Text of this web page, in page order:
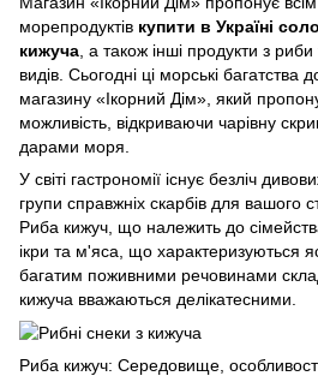
морепродуктів купити в Україні
кижуча , а також інші продукти з риби
видів. Сьогодні ці морські багатства
магазину «Ікорний Дім», який
можливість, відкриваючи чарівну
дарами моря.
У світі гастрономії існує безліч
групи справжніх скарбів для вашого
Риба кижуч, що належить до
ікри та м'яса, що характеризуються
багатим поживними речовинами
кижуча вважаються делікатесними.
Риба кижуч: Середовище,